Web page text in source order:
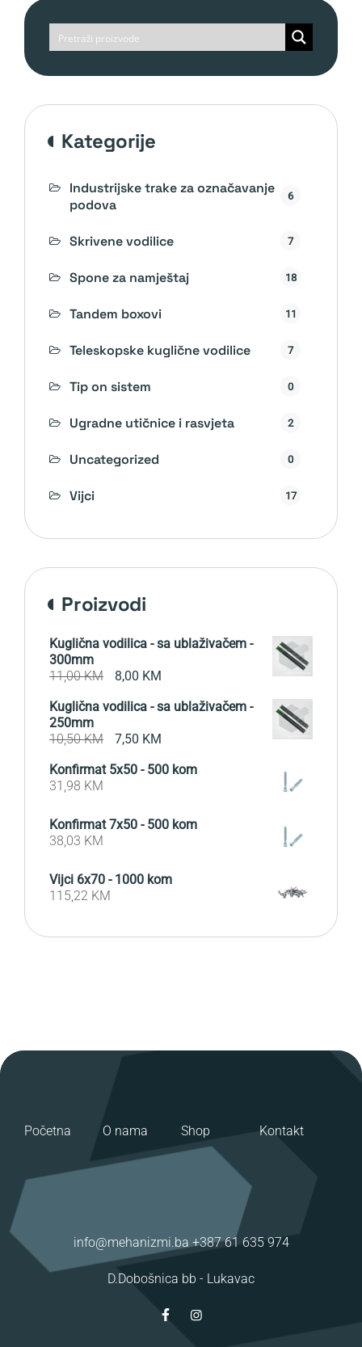
kategorije
Industrijske trake za označavanje
podova
6
Skrivene vodilice 7
Spone za namještaj 18
Tandem boxovi 11
Teleskopske kuglične vodilice 7
Tip on sistem 0
Ugradne utičnice i rasvjeta 2
Uncategorized 0
Vijci 17
proizvodi
Kuglična vodilica - sa ublaživačem -
300mm
11,00KM
Original
was:
8,00 KM
is:
Kuglična vodilica - sa ublaživačem -
250mm
10,50KM
Original
was:
7,50 KM
is:
Konfirmat 5x50 - 500 kom
31,98 KM
Konfirmat 7x50 - 500 kom
38,03 KM
Vijci 6x70 - 1000 kom
115,22 KM
Početna O nama Shop Kontakt
info@mehanizmi.ba +387 61 635 974
D.Dobošnica bb - Lukavac